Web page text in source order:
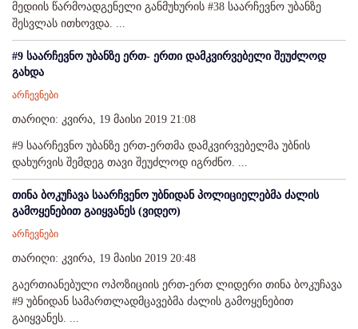
მედიის წარმოადგენელი განმუხურის #38 საარჩევნო უბანზე
შესვლას ითხოვდა. ...
#9 საარჩევნო უბანზე ერთ- ერთი დამკვირვებელი შეუძლოდ
გახდა
არჩევნები
თარიღი: კვირა, 19 მაისი 2019 21:08
#9 საარჩევნო უბანზე ერთ-ერთმა დამკვირვებელმა უბნის
დახურვის შემდეგ თავი შეუძლოდ იგრძნო. ...
თინა ბოკუჩავა საარჩვენო უბნიდან პოლიციელებმა ძალის
გამოყენებით გაიყვანეს (ვიდეო)
არჩევნები
თარიღი: კვირა, 19 მაისი 2019 20:48
გაერთიანებული ოპოზიციის ერთ-ერთ ლიდერი თინა ბოკუჩავა
#9 უბნიდან სამართლადმცავებმა ძალის გამოყენებით
გაიყვანეს. ...